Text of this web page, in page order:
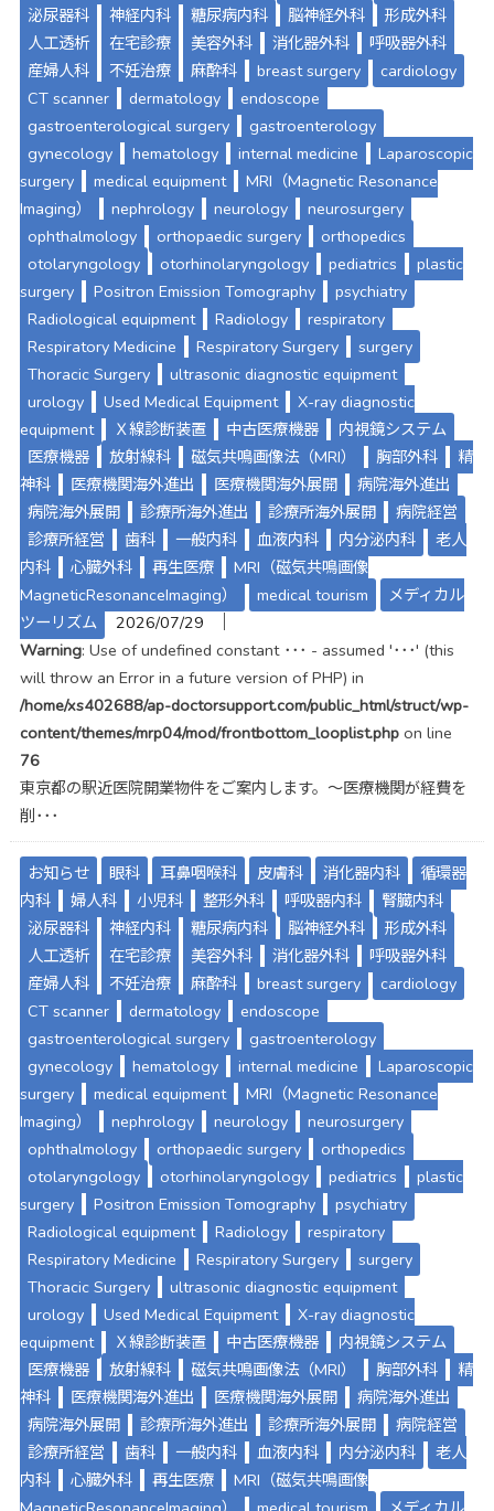
泌尿器科
神経内科 糖尿病内科 脳神経外科
形成外科
人工透析
在宅診療 美容外科 消化器外科
呼吸器外科
産婦人科
不妊治療 麻酔科 breast surgery
cardiology
CT scanner
dermatology
endoscope
gastroenterological surgery
gastroenterology
gynecology
hematology internal medicine
Laparoscopic
surgery
medical equipment
MRI（Magnetic Resonance
Imaging）
nephrology neurology
neurosurgery
ophthalmology
orthopaedic surgery
orthopedics
otolaryngology
otorhinolaryngology pediatrics
plastic
surgery
Positron Emission Tomography
psychiatry
Radiological equipment
Radiology
respiratory
Respiratory Medicine
Respiratory Surgery
surgery
Thoracic Surgery
ultrasonic diagnostic equipment
urology
Used Medical Equipment
X-ray diagnostic
equipment
Ｘ線診断装置 中古医療機器
内視鏡システム
医療機器
放射線科 磁気共鳴画像法（MRI） 胸部外科
精
神科
医療機関海外進出 医療機関海外展開
病院海外進出
病院海外展開
診療所海外進出 診療所海外展開
病院経営
診療所経営
歯科 一般内科 血液内科 内分泌内科
老人
内科
心臓外科 再生医療
MRI（磁気共鳴画像
MagneticResonanceImaging）
medical tourism
メディカル
ツーリズム
2026/07/29
Warning: Use of undefined constant ･･･ - assumed '･･･' (this
will throw an Error in a future version of PHP) in
/home/xs402688/ap-doctorsupport.com/public_html/struct/wp-
content/themes/mrp04/mod/frontbottom_looplist.phpon line
76
東京都の駅近医院開業物件をご案内します。～医療機関が経費を
削･･･
お知らせ 眼科 耳鼻咽喉科 皮膚科 消化器内科
循環器
内科
婦人科 小児科 整形外科 呼吸器内科
腎臓内科
泌尿器科
神経内科 糖尿病内科 脳神経外科
形成外科
人工透析
在宅診療 美容外科 消化器外科
呼吸器外科
産婦人科
不妊治療 麻酔科 breast surgery
cardiology
CT scanner
dermatology
endoscope
gastroenterological surgery
gastroenterology
gynecology
hematology internal medicine
Laparoscopic
surgery
medical equipment
MRI（Magnetic Resonance
Imaging）
nephrology neurology
neurosurgery
ophthalmology
orthopaedic surgery
orthopedics
otolaryngology
otorhinolaryngology pediatrics
plastic
surgery
Positron Emission Tomography
psychiatry
Radiological equipment
Radiology
respiratory
Respiratory Medicine
Respiratory Surgery
surgery
Thoracic Surgery
ultrasonic diagnostic equipment
urology
Used Medical Equipment
X-ray diagnostic
equipment
Ｘ線診断装置 中古医療機器
内視鏡システム
医療機器
放射線科 磁気共鳴画像法（MRI） 胸部外科
精
神科
医療機関海外進出 医療機関海外展開
病院海外進出
病院海外展開
診療所海外進出 診療所海外展開
病院経営
診療所経営
歯科 一般内科 血液内科 内分泌内科
老人
内科
心臓外科 再生医療
MRI（磁気共鳴画像